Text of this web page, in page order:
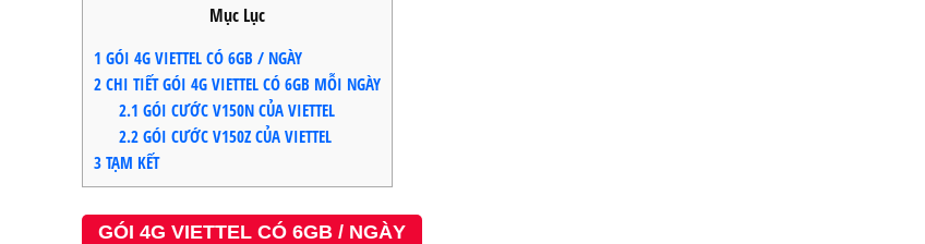
Mục Lục
1 GÓI 4G VIETTEL CÓ 6GB / NGÀY
2 CHI TIẾT GÓI 4G VIETTEL CÓ 6GB MỖI NGÀY
2.1 GÓI CƯỚC V150N CỦA VIETTEL
2.2GÓI CƯỚC V150Z CỦA VIETTEL
3 TẠM KẾT
GÓI 4G VIETTEL CÓ 6GB / NGÀY